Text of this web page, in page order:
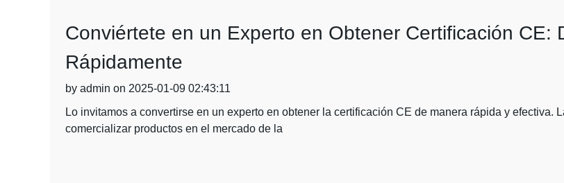
Conviértete en un Experto en Obtener Certificación CE:
Rápidamente
by admin on 2025-01-09 02:43:11
Lo invitamos a convertirse en un experto en obtener la certificación CE de manera rápida y efectiva.
comercializar productos en el mercado de la